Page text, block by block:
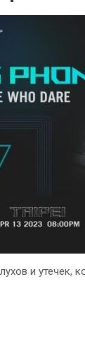
и утечек,